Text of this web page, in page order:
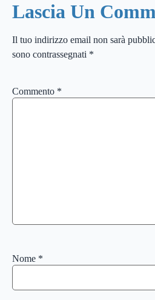
Lascia Un
Il tuo indirizzo email non sarà
sono contrassegnati *
Commento *
Nome *